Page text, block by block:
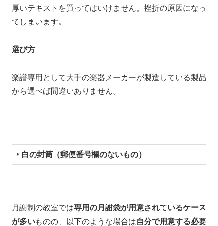
厚いテキストを買ってはいけません。挫折の原因になっ
てしまいます。
選び方
楽譜専用として大手の楽器メーカーが製造している製品
から選べば間違いありません。
‣ 白の封筒（郵便番号欄のないもの）
月謝制の教室では専用の月謝袋が用意されているケース
が多いものの、以下のような場合は自分で用意する必要